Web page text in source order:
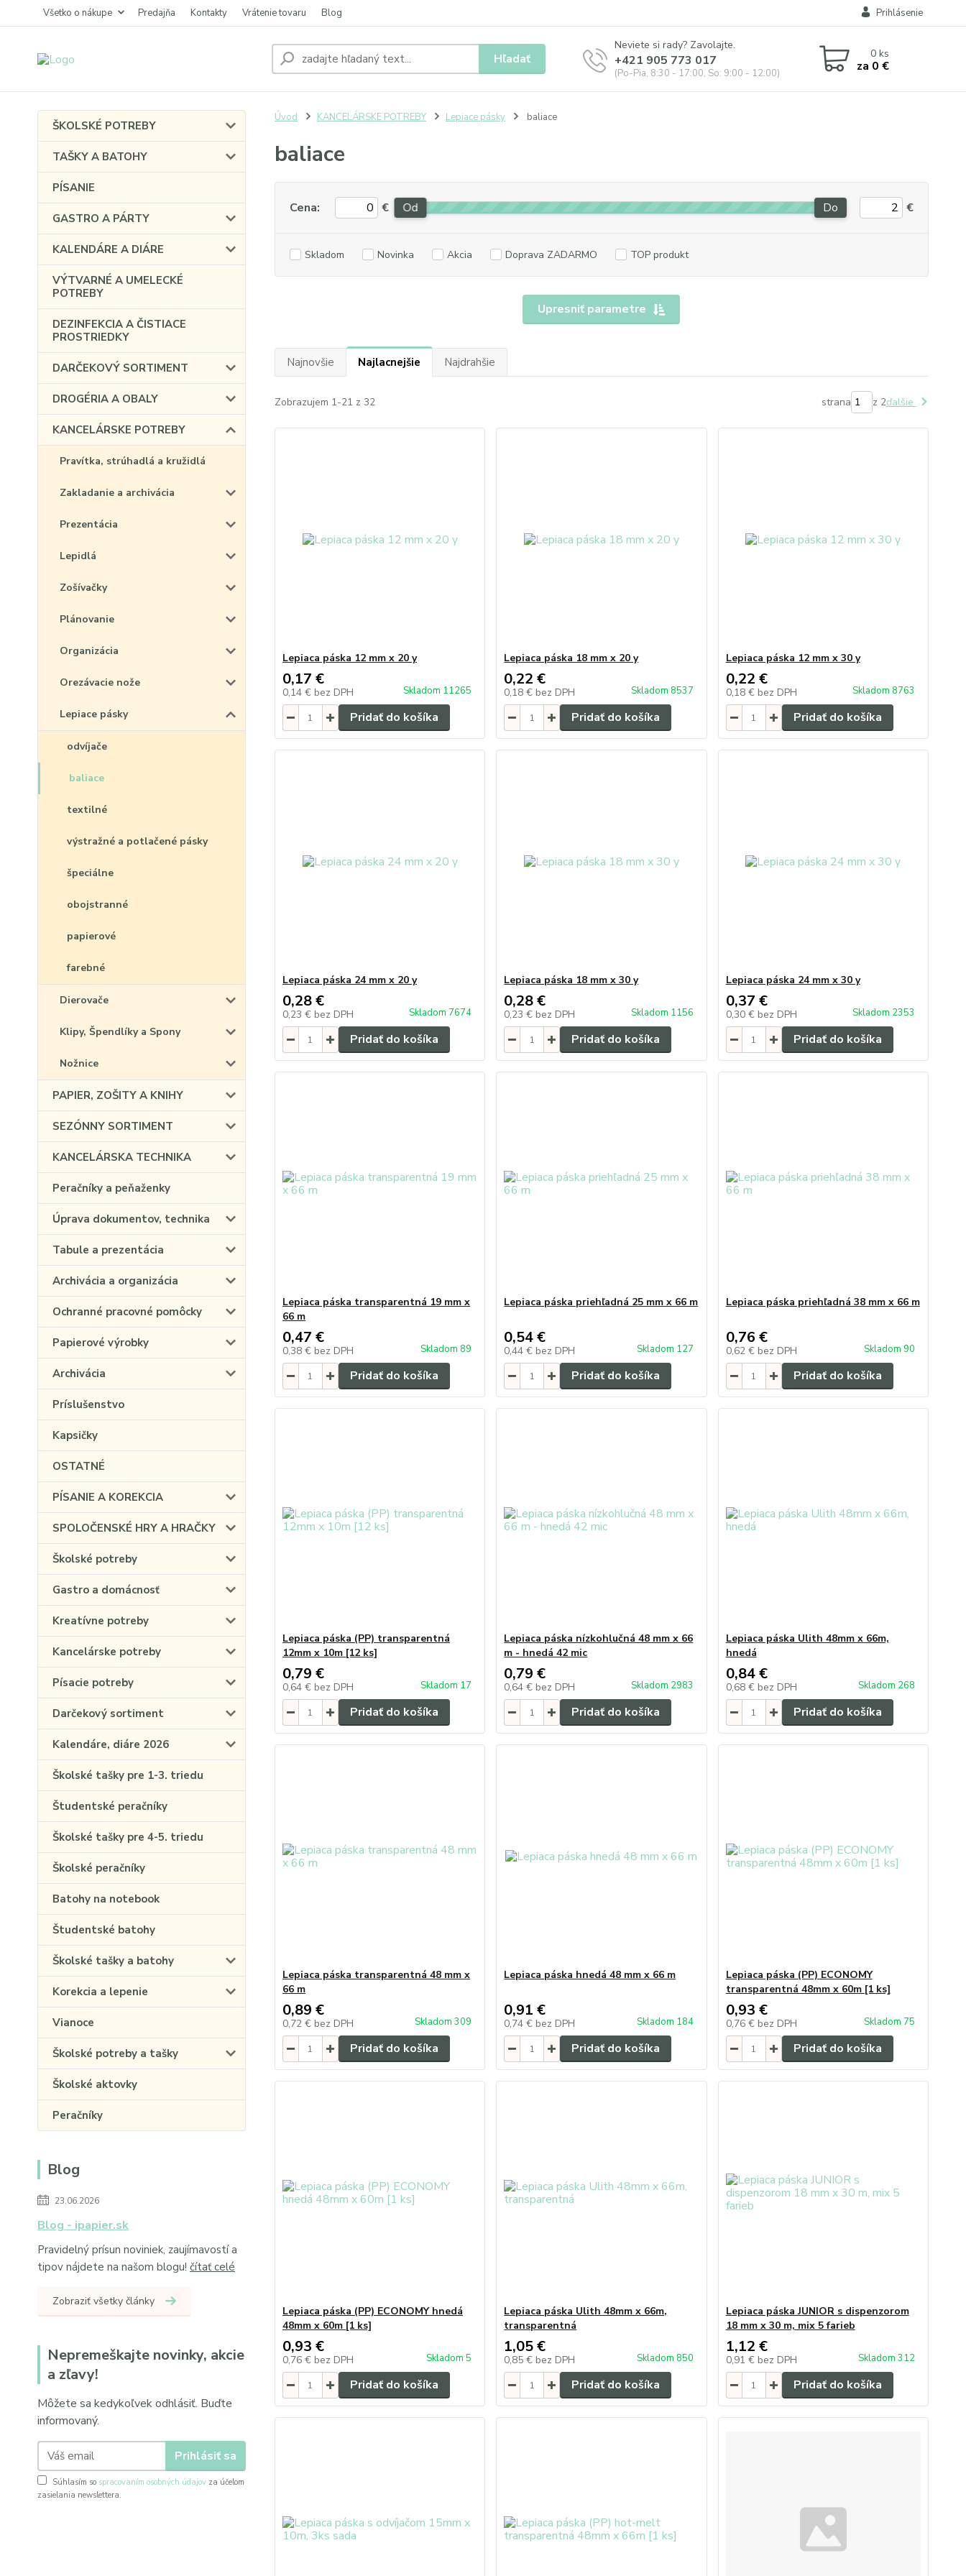
Všetko o nákupe Predajňa Kontakty Vrátenie tovaru Blog Prihlásenie
Hľadať
Neviete si rady? Zavolajte.
+421 905 773 017
(Po-Pia, 8:30 - 17:00, So: 9:00 - 12:00)
0ks
za 0 €
ŠKOLSKÉ POTREBY
TAŠKY A BATOHY
PÍSANIE
GASTRO A PÁRTY
KALENDÁRE A DIÁRE
VÝTVARNÉ A UMELECKÉ
POTREBY
DEZINFEKCIA A ČISTIACE
PROSTRIEDKY
DARČEKOVÝ SORTIMENT
DROGÉRIA A OBALY
KANCELÁRSKE POTREBY
Pravítka, strúhadlá a kružidlá
Zakladanie a archivácia
Prezentácia
Lepidlá
Zošívačky
Plánovanie
Organizácia
Orezávacie nože
Lepiace pásky
odvíjače
baliace
textilné
výstražné a potlačené pásky
špeciálne
obojstranné
papierové
farebné
Dierovače
Klipy, Špendlíky a Spony
Nožnice
PAPIER, ZOŠITY A KNIHY
SEZÓNNY SORTIMENT
KANCELÁRSKA TECHNIKA
Peračníky a peňaženky
Úprava dokumentov, technika
Tabule a prezentácia
Archivácia a organizácia
Ochranné pracovné pomôcky
Papierové výrobky
Archivácia
Príslušenstvo
Kapsičky
OSTATNÉ
PÍSANIE A KOREKCIA
SPOLOČENSKÉ HRY A HRAČKY
Školské potreby
Gastro a domácnosť
Kreatívne potreby
Kancelárske potreby
Písacie potreby
Darčekový sortiment
Kalendáre, diáre 2026
Školské tašky pre 1-3. triedu
Študentské peračníky
Školské tašky pre 4-5. triedu
Školské peračníky
Batohy na notebook
Študentské batohy
Školské tašky a batohy
Korekcia a lepenie
Vianoce
Školské potreby a tašky
Školské aktovky
Peračníky
Blog
23.06.2026
Blog - ipapier.sk
Pravidelný prísun noviniek, zaujímavostí a
tipov nájdete na našom blogu! čítať celé
Zobraziť všetky články
Nepremeškajte novinky, akcie
a zľavy!
Môžete sa kedykoľvek odhlásiť. Buďte
informovaný.
Prihlásiť sa
Súhlasím so spracovaním osobných údajov za účelom
zasielania newslettera.
Úvod KANCELÁRSKE POTREBY Lepiace pásky baliace
baliace
Upresniť parametre
Cena: € Od Do €
Skladom Novinka Akcia Doprava ZADARMO TOP produkt
Najnovšie Najlacnejšie Najdrahšie
Zobrazujem 1-21 z 32 strana z 2ďalšie
Lepiaca páska 12 mm x 20 y
0,17 €
0,14 € bez DPH Skladom 11265
Pridať do košíka
Lepiaca páska 18 mm x 20 y
0,22 €
0,18 € bez DPH Skladom 8537
Pridať do košíka
Lepiaca páska 12 mm x 30 y
0,22 €
0,18 € bez DPH Skladom 8763
Pridať do košíka
Lepiaca páska 24 mm x 20 y
0,28 €
0,23 € bez DPH Skladom 7674
Pridať do košíka
Lepiaca páska 18 mm x 30 y
0,28 €
0,23 € bez DPH Skladom 1156
Pridať do košíka
Lepiaca páska 24 mm x 30 y
0,37 €
0,30 € bez DPH Skladom 2353
Pridať do košíka
Lepiaca páska transparentná 19 mm x
66 m
0,47 €
0,38 € bez DPH Skladom 89
Pridať do košíka
Lepiaca páska priehľadná 25 mm x 66 m
0,54 €
0,44 € bez DPH Skladom 127
Pridať do košíka
Lepiaca páska priehľadná 38 mm x 66 m
0,76 €
0,62 € bez DPH Skladom 90
Pridať do košíka
Lepiaca páska (PP) transparentná
12mm x 10m [12 ks]
0,79 €
0,64 € bez DPH Skladom 17
Pridať do košíka
Lepiaca páska nízkohlučná 48 mm x 66
m - hnedá 42 mic
0,79 €
0,64 € bez DPH Skladom 2983
Pridať do košíka
Lepiaca páska Ulith 48mm x 66m,
hnedá
0,84 €
0,68 € bez DPH Skladom 268
Pridať do košíka
Lepiaca páska transparentná 48 mm x
66 m
0,89 €
0,72 € bez DPH Skladom 309
Pridať do košíka
Lepiaca páska hnedá 48 mm x 66 m
0,91 €
0,74 € bez DPH Skladom 184
Pridať do košíka
Lepiaca páska (PP) ECONOMY
transparentná 48mm x 60m [1 ks]
0,93 €
0,76 € bez DPH Skladom 75
Pridať do košíka
Lepiaca páska (PP) ECONOMY hnedá
48mm x 60m [1 ks]
0,93 €
0,76 € bez DPH Skladom 5
Pridať do košíka
Lepiaca páska Ulith 48mm x 66m,
transparentná
1,05 €
0,85 € bez DPH Skladom 850
Pridať do košíka
Lepiaca páska JUNIOR s dispenzorom
18 mm x 30 m, mix 5 farieb
1,12 €
0,91 € bez DPH Skladom 312
Pridať do košíka